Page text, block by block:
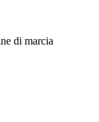
di marcia